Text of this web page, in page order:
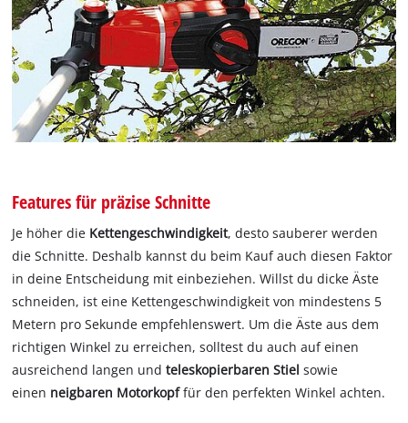
Features für präzise Schnitte
Je höher die Kettengeschwindigkeit, desto sauberer werden
die Schnitte. Deshalb kannst du beim Kauf auch diesen Faktor
in deine Entscheidung mit einbeziehen. Willst du dicke Äste
schneiden, ist eine Kettengeschwindigkeit von mindestens 5
Metern pro Sekunde empfehlenswert. Um die Äste aus dem
richtigen Winkel zu erreichen, solltest du auch auf einen
ausreichend langen undteleskopierbaren Stiel sowie
einen neigbaren Motorkopffür den perfekten Winkel achten.